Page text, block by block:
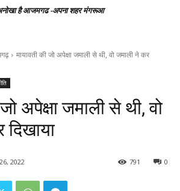
है आजमगढ -अपना शहर मंगरूआ